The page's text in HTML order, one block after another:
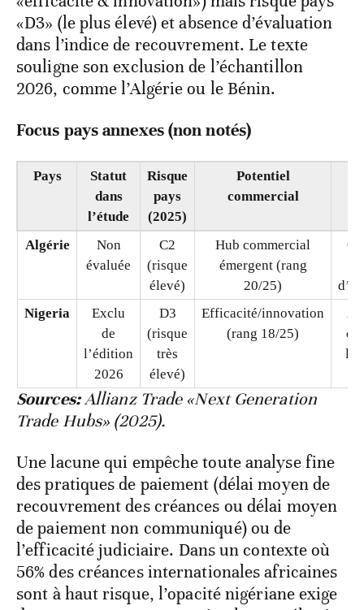
nouvelle génération, présente un paradoxe:
fort potentiel commercial (rang 18/25 en
«efficacité & innovation») mais risque pays
«D3» (le plus élevé) et absence d’évaluation
dans l’indice de recouvrement. Le texte
2026, comme l’Algérie ou le Bénin.
Focus pays annexes (non notés)
Statut
dans
l’étude
Risque
pays
(2025)
commercial
évaluée
C2
(risque
élevé)
Hub commercial
émergent (rang
20/25)
Exclu
de
l’édition
2026
D3
(risque
très
élevé)
Trade Hubs» (2025).
Une lacune qui empêche toute analyse fine
des pratiques de paiement (délai moyen de
recouvrement des créances ou délai moyen
de paiement non communiqué) ou de
l’efficacité judiciaire. Dans un contexte où